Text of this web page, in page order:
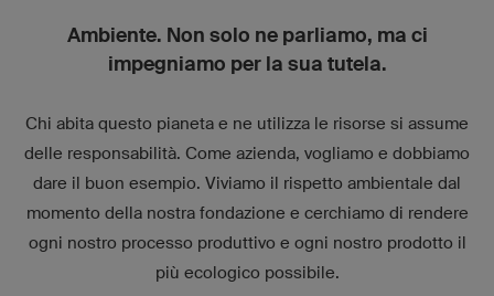
Ambiente. Non solo ne parliamo, ma ci
impegniamo per la sua tutela.
Chi abita questo pianeta e ne utilizza le risorse si assume
delle responsabilità. Come azienda, vogliamo e dobbiamo
dare il buon esempio. Viviamo il rispetto ambientale dal
momento della nostra fondazione e cerchiamo di rendere
ogni nostro processo produttivo e ogni nostro prodotto il
più ecologico possibile.